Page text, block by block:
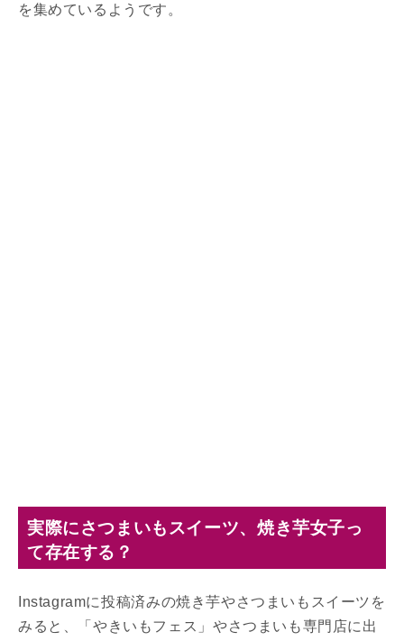
を集めているようです。
実際にさつまいもスイーツ、焼き芋女子っ
て存在する？
Instagramに投稿済みの焼き芋やさつまいもスイーツを
みると、「やきいもフェス」やさつまいも専門店に出